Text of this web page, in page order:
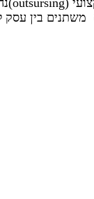
משתנים בין